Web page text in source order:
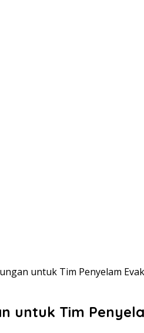
untuk Tim Penyelam
untuk Tim